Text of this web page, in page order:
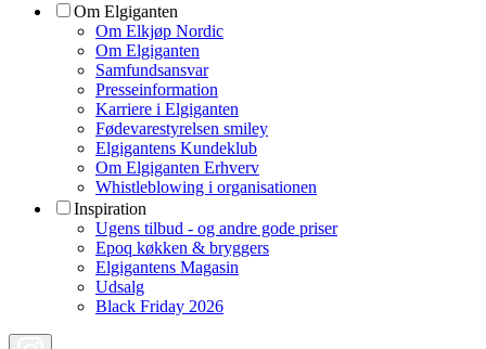
Om Elgiganten
Om Elkjøp Nordic
Om Elgiganten
Samfundsansvar
Presseinformation
Karriere i Elgiganten
Fødevarestyrelsen smiley
Elgigantens Kundeklub
Om Elgiganten Erhverv
Whistleblowing i organisationen
Inspiration
Ugens tilbud - og andre gode priser
Epoq køkken & bryggers
Elgigantens Magasin
Udsalg
Black Friday 2026